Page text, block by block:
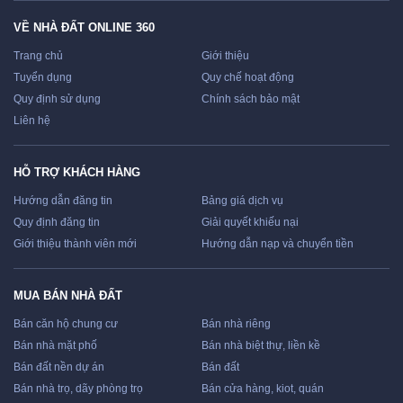
VỀ NHÀ ĐẤT ONLINE 360
Trang chủ
Giới thiệu
Tuyển dụng
Quy chế hoạt động
Quy định sử dụng
Chính sách bảo mật
Liên hệ
HỖ TRỢ KHÁCH HÀNG
Hướng dẫn đăng tin
Bảng giá dịch vụ
Quy định đăng tin
Giải quyết khiếu nại
Giới thiệu thành viên mới
Hướng dẫn nạp và chuyển tiền
MUA BÁN NHÀ ĐẤT
Bán căn hộ chung cư
Bán nhà riêng
Bán nhà mặt phố
Bán nhà biệt thự, liền kề
Bán đất nền dự án
Bán đất
Bán nhà trọ, dãy phòng trọ
Bán cửa hàng, kiot, quán